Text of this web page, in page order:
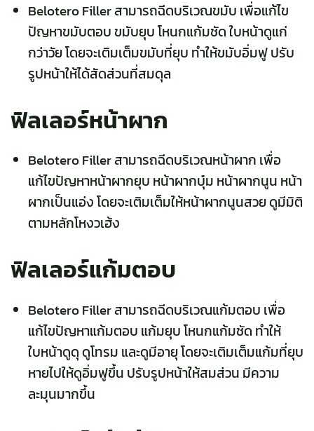
Belotero Filler สามารถฉีดบริเวณขมับ เพื่อแก้ไข
ปัญหาขมับตอบ ขมับยุบ โหนกแก้มชัด ใบหน้าดูแก่
กว่าวัย โดยจะเติมเต็มขมับที่ยุบ ทำให้ขมับอิ่มฟู ปรับ
รูปหน้าให้ได้สัดส่วนที่สมดุล
ฟิลเลอร์หน้าผาก
Belotero Filler สามารถฉีดบริเวณหน้าผาก เพื่อ
แก้ไขปัญหาหน้าผากยุบ หน้าผากบุ๋ม หน้าผากนูน หน้า
ผากเป็นแอ่งโดยจะเติมเต็มให้หน้าผากนูนสวย ดูมีมิติ
ตามหลักโหงวเฮ้ง
ฟิลเลอร์แก้มตอบ
Belotero Filler สามารถฉีดบริเวณแก้มตอบ เพื่อ
แก้ไขปัญหาแก้มตอบ แก้มยุบ โหนกแก้มชัด ทำให้
ใบหน้าดูดุ ดูโทรม และดูมีอายุ โดยจะเติมเต็มแก้มที่ยุบ
หายไปให้ดูอิ่มฟูขึ้น ปรับรูปหน้าให้สมส่วน มีความ
ละมุนมากขึ้น